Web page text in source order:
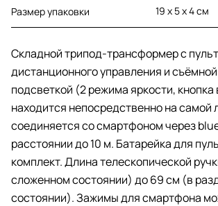
Размер упаковки 19 х 5 х 4 см
Складной трипод-трансформер с
дистанционного управления и
подсветкой (2 режима яркости,
находится непосредственно на самой
соединяется со смартфоном через
расстоянии до 10 м. Батарейка для
комплект. Длина телескопической
сложенном состоянии) до 69 см (в
состоянии). Зажимы для смартфона